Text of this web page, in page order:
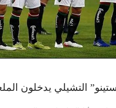
التشيلي يدخلون